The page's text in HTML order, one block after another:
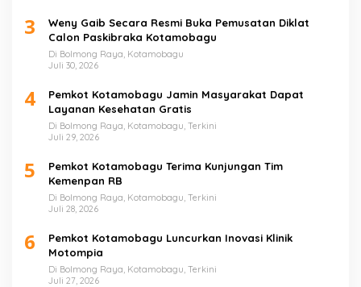
3
Weny Gaib Secara Resmi Buka Pemusatan Diklat
Calon Paskibraka Kotamobagu
Di Bolmong Raya, Kotamobagu
Juli 30, 2026
4
Pemkot Kotamobagu Jamin Masyarakat Dapat
Layanan Kesehatan Gratis
Di Bolmong Raya, Kotamobagu, Terkini
Juli 29, 2026
5
Pemkot Kotamobagu Terima Kunjungan Tim
Kemenpan RB
Di Bolmong Raya, Kotamobagu, Terkini
Juli 28, 2026
6
Pemkot Kotamobagu Luncurkan Inovasi Klinik
Motompia
Di Bolmong Raya, Kotamobagu, Terkini
Juli 27, 2026